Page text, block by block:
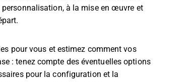
à la mise en œuvre et
pour vous et estimez comment vos
: tenez compte des éventuelles options
pour la configuration et la